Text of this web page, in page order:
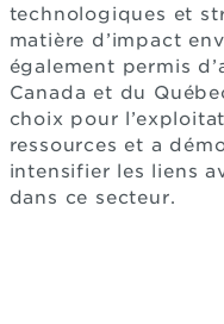
technologiques et
matière d’impact
également permis
Canada et du
choix pour
ressources et a
intensifier les liens
dans ce secteur.